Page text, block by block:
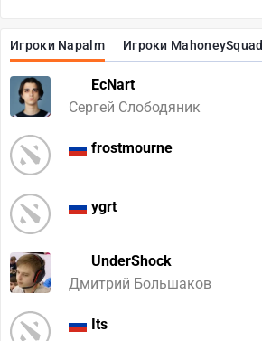
Игроки Napalm Игроки MahoneySquad
EcNart
Сергей Слободяник
frostmourne
ygrt
UnderShock
Дмитрий Большаков
Its